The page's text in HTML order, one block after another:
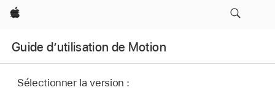
Apple
Guide d’utilisation de Motion
Sélectionner la version :